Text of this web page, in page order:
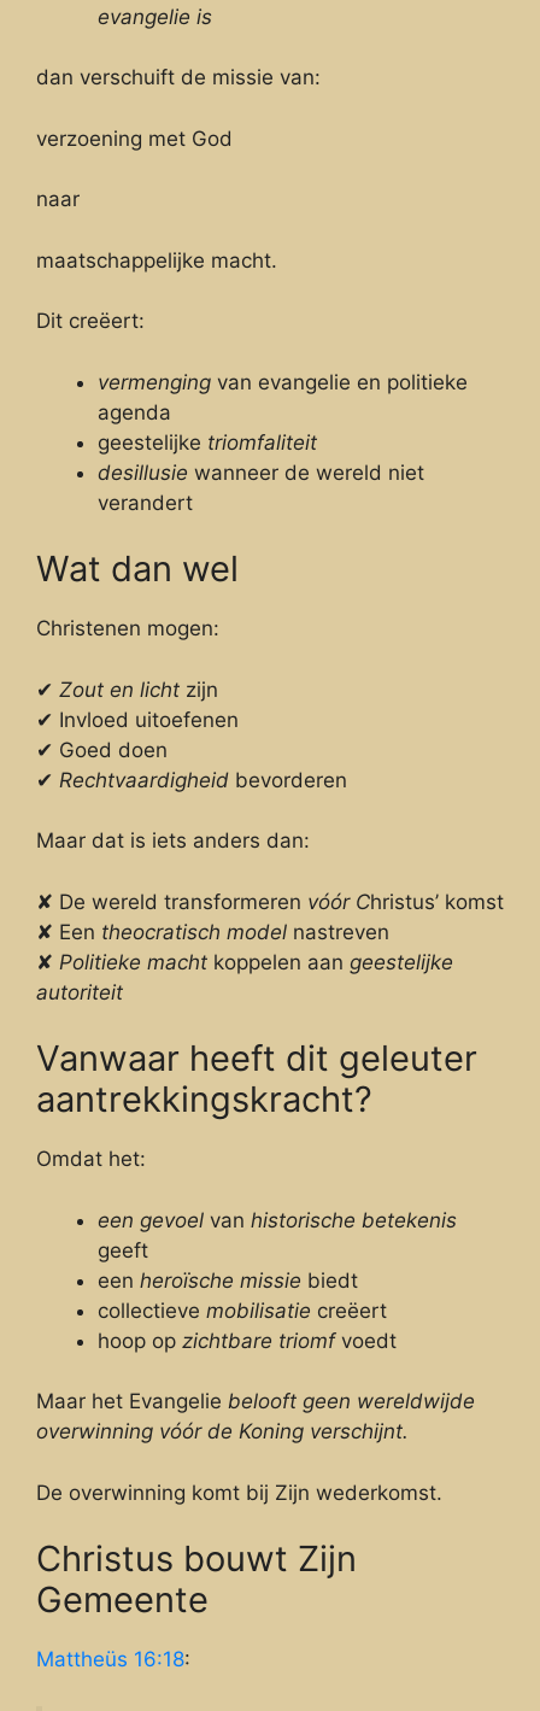
evangelie is
dan verschuift de missie van:
verzoening met God
naar
maatschappelijke macht.
Dit creëert:
vermenging van evangelie en politieke
agenda
geestelijke triomfaliteit
desillusie wanneer de wereld niet
verandert
Wat dan wel
Christenen mogen:
✔ Zout en licht zijn
✔ Invloed uitoefenen
✔ Goed doen
✔ Rechtvaardigheid bevorderen
Maar dat is iets anders dan:
✘ De wereld transformeren vóór Christus’ komst
✘ Een theocratisch model nastreven
✘ Politieke macht koppelen aan geestelijke
autoriteit
Vanwaar heeft dit geleuter
aantrekkingskracht?
Omdat het:
een gevoel van historische betekenis
geeft
een heroïsche missie biedt
collectieve mobilisatie creëert
hoop op zichtbare triomfvoedt
Maar het Evangelie belooft geen wereldwijde
overwinning vóór de Koning verschijnt.
De overwinning komt bij Zijn wederkomst.
Christus bouwt Zijn
Gemeente
Mattheüs 16:18: